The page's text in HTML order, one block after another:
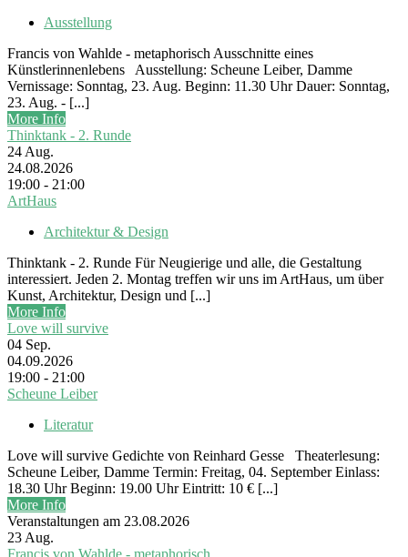
Ausstellung
Francis von Wahlde - metaphorisch Ausschnitte eines
Künstlerinnenlebens Ausstellung: Scheune Leiber, Damme
Vernissage: Sonntag, 23. Aug. Beginn: 11.30 Uhr Dauer: Sonntag,
23. Aug. - [...]
More Info
Thinktank - 2. Runde
24 Aug.
24.08.2026
19:00 - 21:00
ArtHaus
Architektur & Design
Thinktank - 2. Runde Für Neugierige und alle, die Gestaltung
interessiert. Jeden 2. Montag treffen wir uns im ArtHaus, um über
Kunst, Architektur, Design und [...]
More Info
Love will survive
04 Sep.
04.09.2026
19:00 - 21:00
Scheune Leiber
Literatur
Love will survive Gedichte von Reinhard Gesse Theaterlesung:
Scheune Leiber, Damme Termin: Freitag, 04. September Einlass:
18.30 Uhr Beginn: 19.00 Uhr Eintritt: 10 € [...]
More Info
Veranstaltungen am 23.08.2026
23 Aug.
Francis von Wahlde - metaphorisch